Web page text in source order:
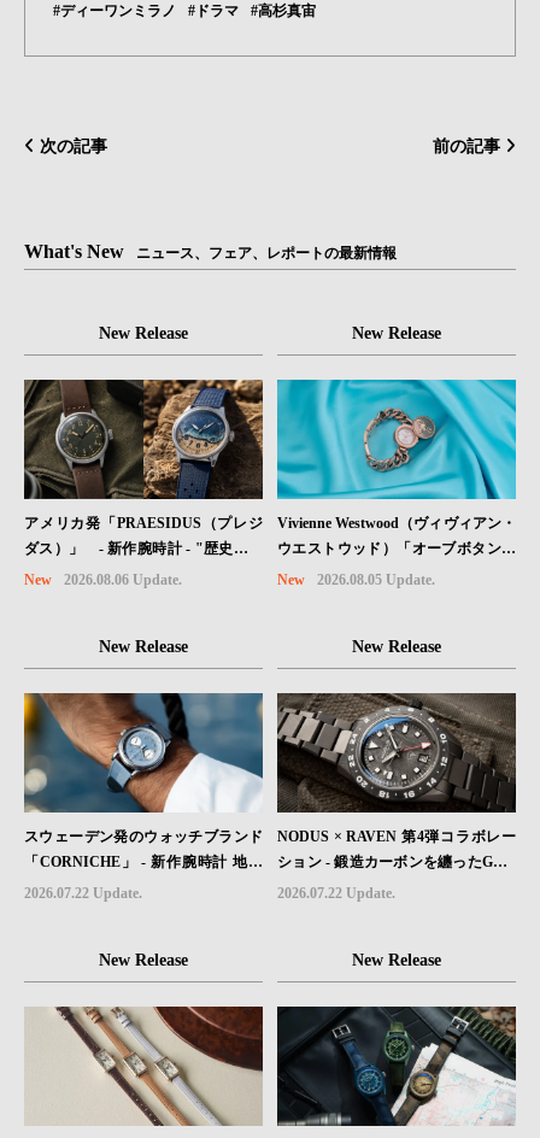
#ディーワンミラノ #ドラマ #高杉真宙
次の記事 前の記事
What's New ニュース、フェア、レポートの最新情報
New Release
アメリカ発「PRAESIDUS（プレジ
ダス）」 - 新作腕時計 - "歴史を身
に着ける“ -戦場を駆け抜けたWillys
込めた「A-11」コレクション2種類
New 2026.08.06 Update.
New Release
Vivienne Westwood（ヴィヴィアン・
ウエストウッド）「オーブボタン」
コレクションに、⽇本限定カラーの
New 2026.08.05 Update.
New Release
スウェーデン発のウォッチブランド
「CORNICHE」 - 新作腕時計 地中
海の夏を映す、爽やかなブルーダイ
2026.07.22 Update.
New Release
NODUS × RAVEN 第4弾コラボレー
ション - 鍛造カーボンを纏ったGMT
ウォッチ「TRAILTREKKER CARB
2026.07.22 Update.
New Release New Release